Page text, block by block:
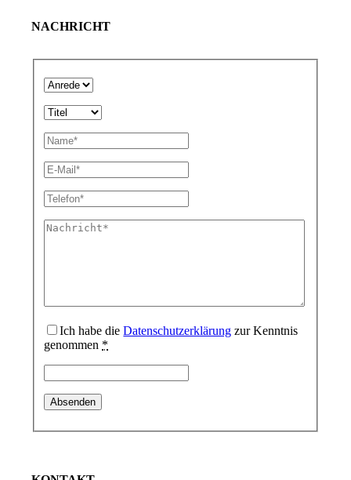
Landwirtschaft & Lohnunternehmen
Nachfolge
Öffentliche Verwaltung & Kirche
Simulationsverfahren.
NACHRICHT
Ich habe dieDatenschutzerklärung zur Kenntnis
genommen *